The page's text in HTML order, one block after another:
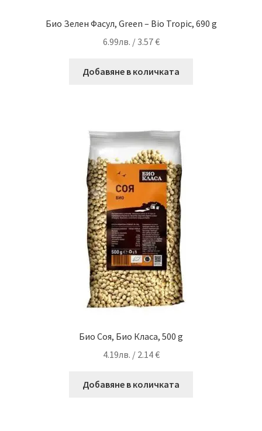
Био Зелен Фасул, Green – Bio Tropic, 690 g
6.99лв. / 3.57 €
Добавяне в количката
Био Соя, Био Класа, 500 g
4.19лв. / 2.14 €
Добавяне в количката